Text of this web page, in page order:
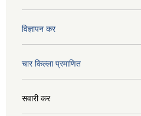
विज्ञापन कर
चार किल्ला प्रमाणित
सवारी कर